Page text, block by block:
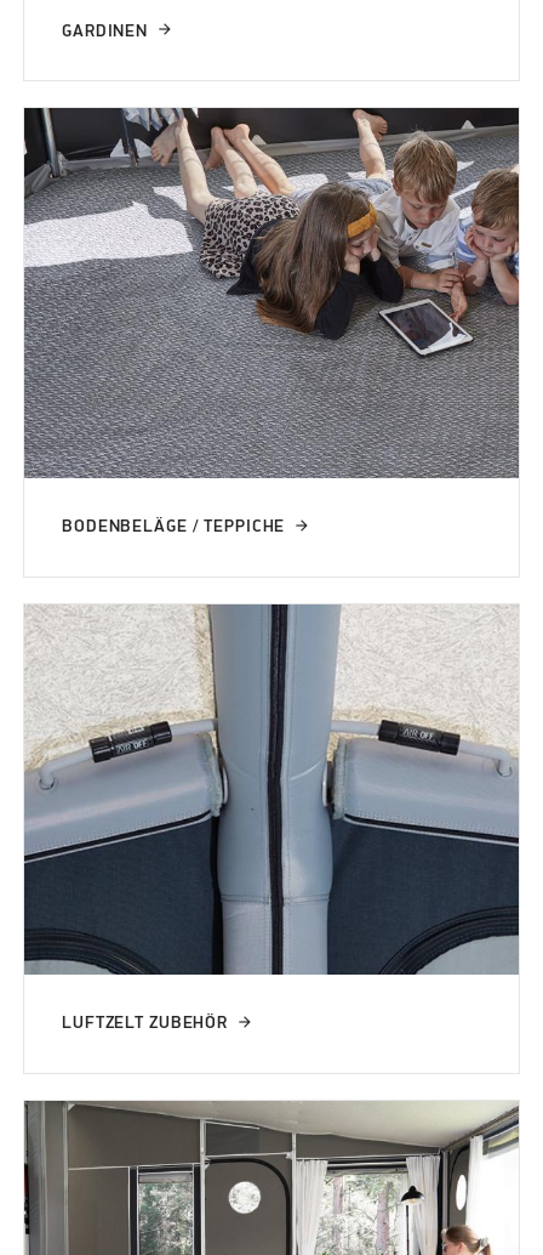
GARDINEN
BODENBELÄGE / TEPPICHE
LUFTZELT ZUBEHÖR